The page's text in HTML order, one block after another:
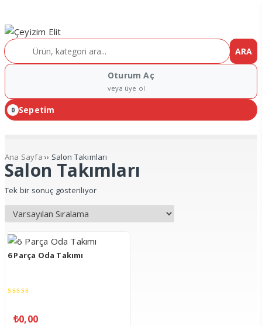
ARA
Oturum Aç
veya üye ol
0 Sepetim
Ana Sayfa ›› Salon Takımları
Salon Takımları
Tek bir sonuç gösteriliyor
6 Parça Oda Takımı
of₺0,00